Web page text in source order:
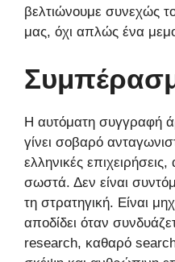
βελτιώνουμε συνεχώς
μας, όχι απλώς ένα
Η αυτόματη συγγραφή
γίνει σοβαρό
ελληνικές
σωστά. Δεν είναι
τη στρατηγική. Είναι
αποδίδει όταν
research, καθαρό